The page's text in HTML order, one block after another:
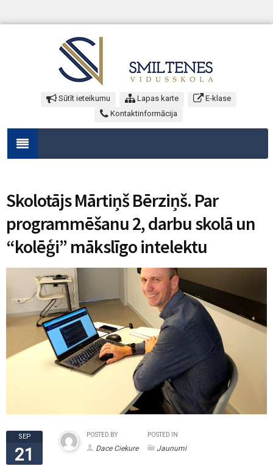
Sūtīt ieteikumu Lapas karte
E-klase
Kontaktinformācija
Skolotājs Mārtiņš Bērziņš. Par
programmēšanu 2, darbu skolā un
“kolēģi” mākslīgo intelektu
SEP
21
POSTED BY
Dace Ciekure
POSTED IN
Jaunumi